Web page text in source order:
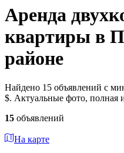
Аренда
квартиры в
районе
Найдено 15 объявлений с
$. Актуальные фото, полная
15 объявлений
На карте